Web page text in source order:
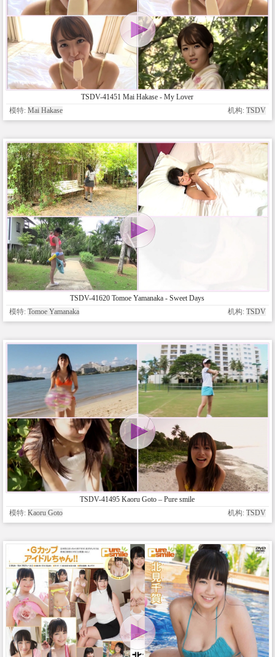
TSDV-41451 Mai Hakase - My Lover
模特: Mai Hakase 机构: TSDV
TSDV-41620 Tomoe Yamanaka - Sweet Days
模特: Tomoe Yamanaka 机构: TSDV
TSDV-41495 Kaoru Goto – Pure smile
模特: Kaoru Goto 机构: TSDV